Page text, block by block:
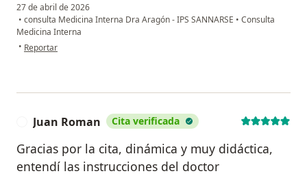
27 de abril de 2026
• consulta Medicina Interna Dra Aragón - IPS SANNARSE • Consulta
Medicina Interna
• en opinión del usuario María Barrera Silva
Reportar
Juan Roman Cita verificada
Gracias por la cita, dinámica y muy didáctica,
entendí las instrucciones del doctor